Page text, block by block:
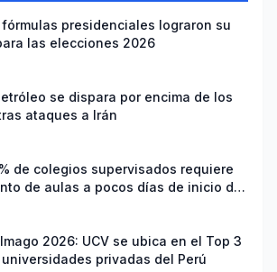
presidenciales lograron su
las elecciones 2026
se dispara por encima de los
ataques a Irán
de colegios supervisados requiere
de aulas a pocos días de inicio del
2026: UCV se ubica en el Top 3
privadas del Perú